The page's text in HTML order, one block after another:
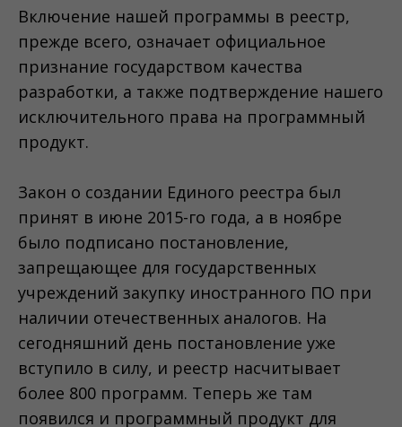
Включение нашей программы в реестр,
прежде всего, означает официальное
признание государством качества
разработки, а также подтверждение нашего
исключительного права на программный
продукт.
Закон о создании Единого реестра был
принят в июне 2015-го года, а в ноябре
было подписано постановление,
запрещающее для государственных
учреждений закупку иностранного ПО при
наличии отечественных аналогов. На
сегодняшний день постановление уже
вступило в силу, и реестр насчитывает
более 800 программ. Теперь же там
появился и программный продукт для